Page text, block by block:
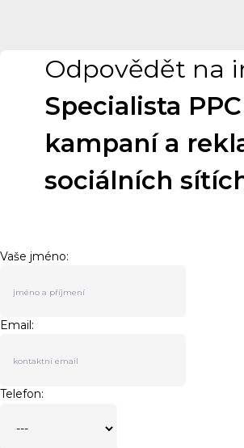
Odpovědět na
Specialista PPC
kampaní a
sociálních
Vaše jméno:
Email:
Telefon: